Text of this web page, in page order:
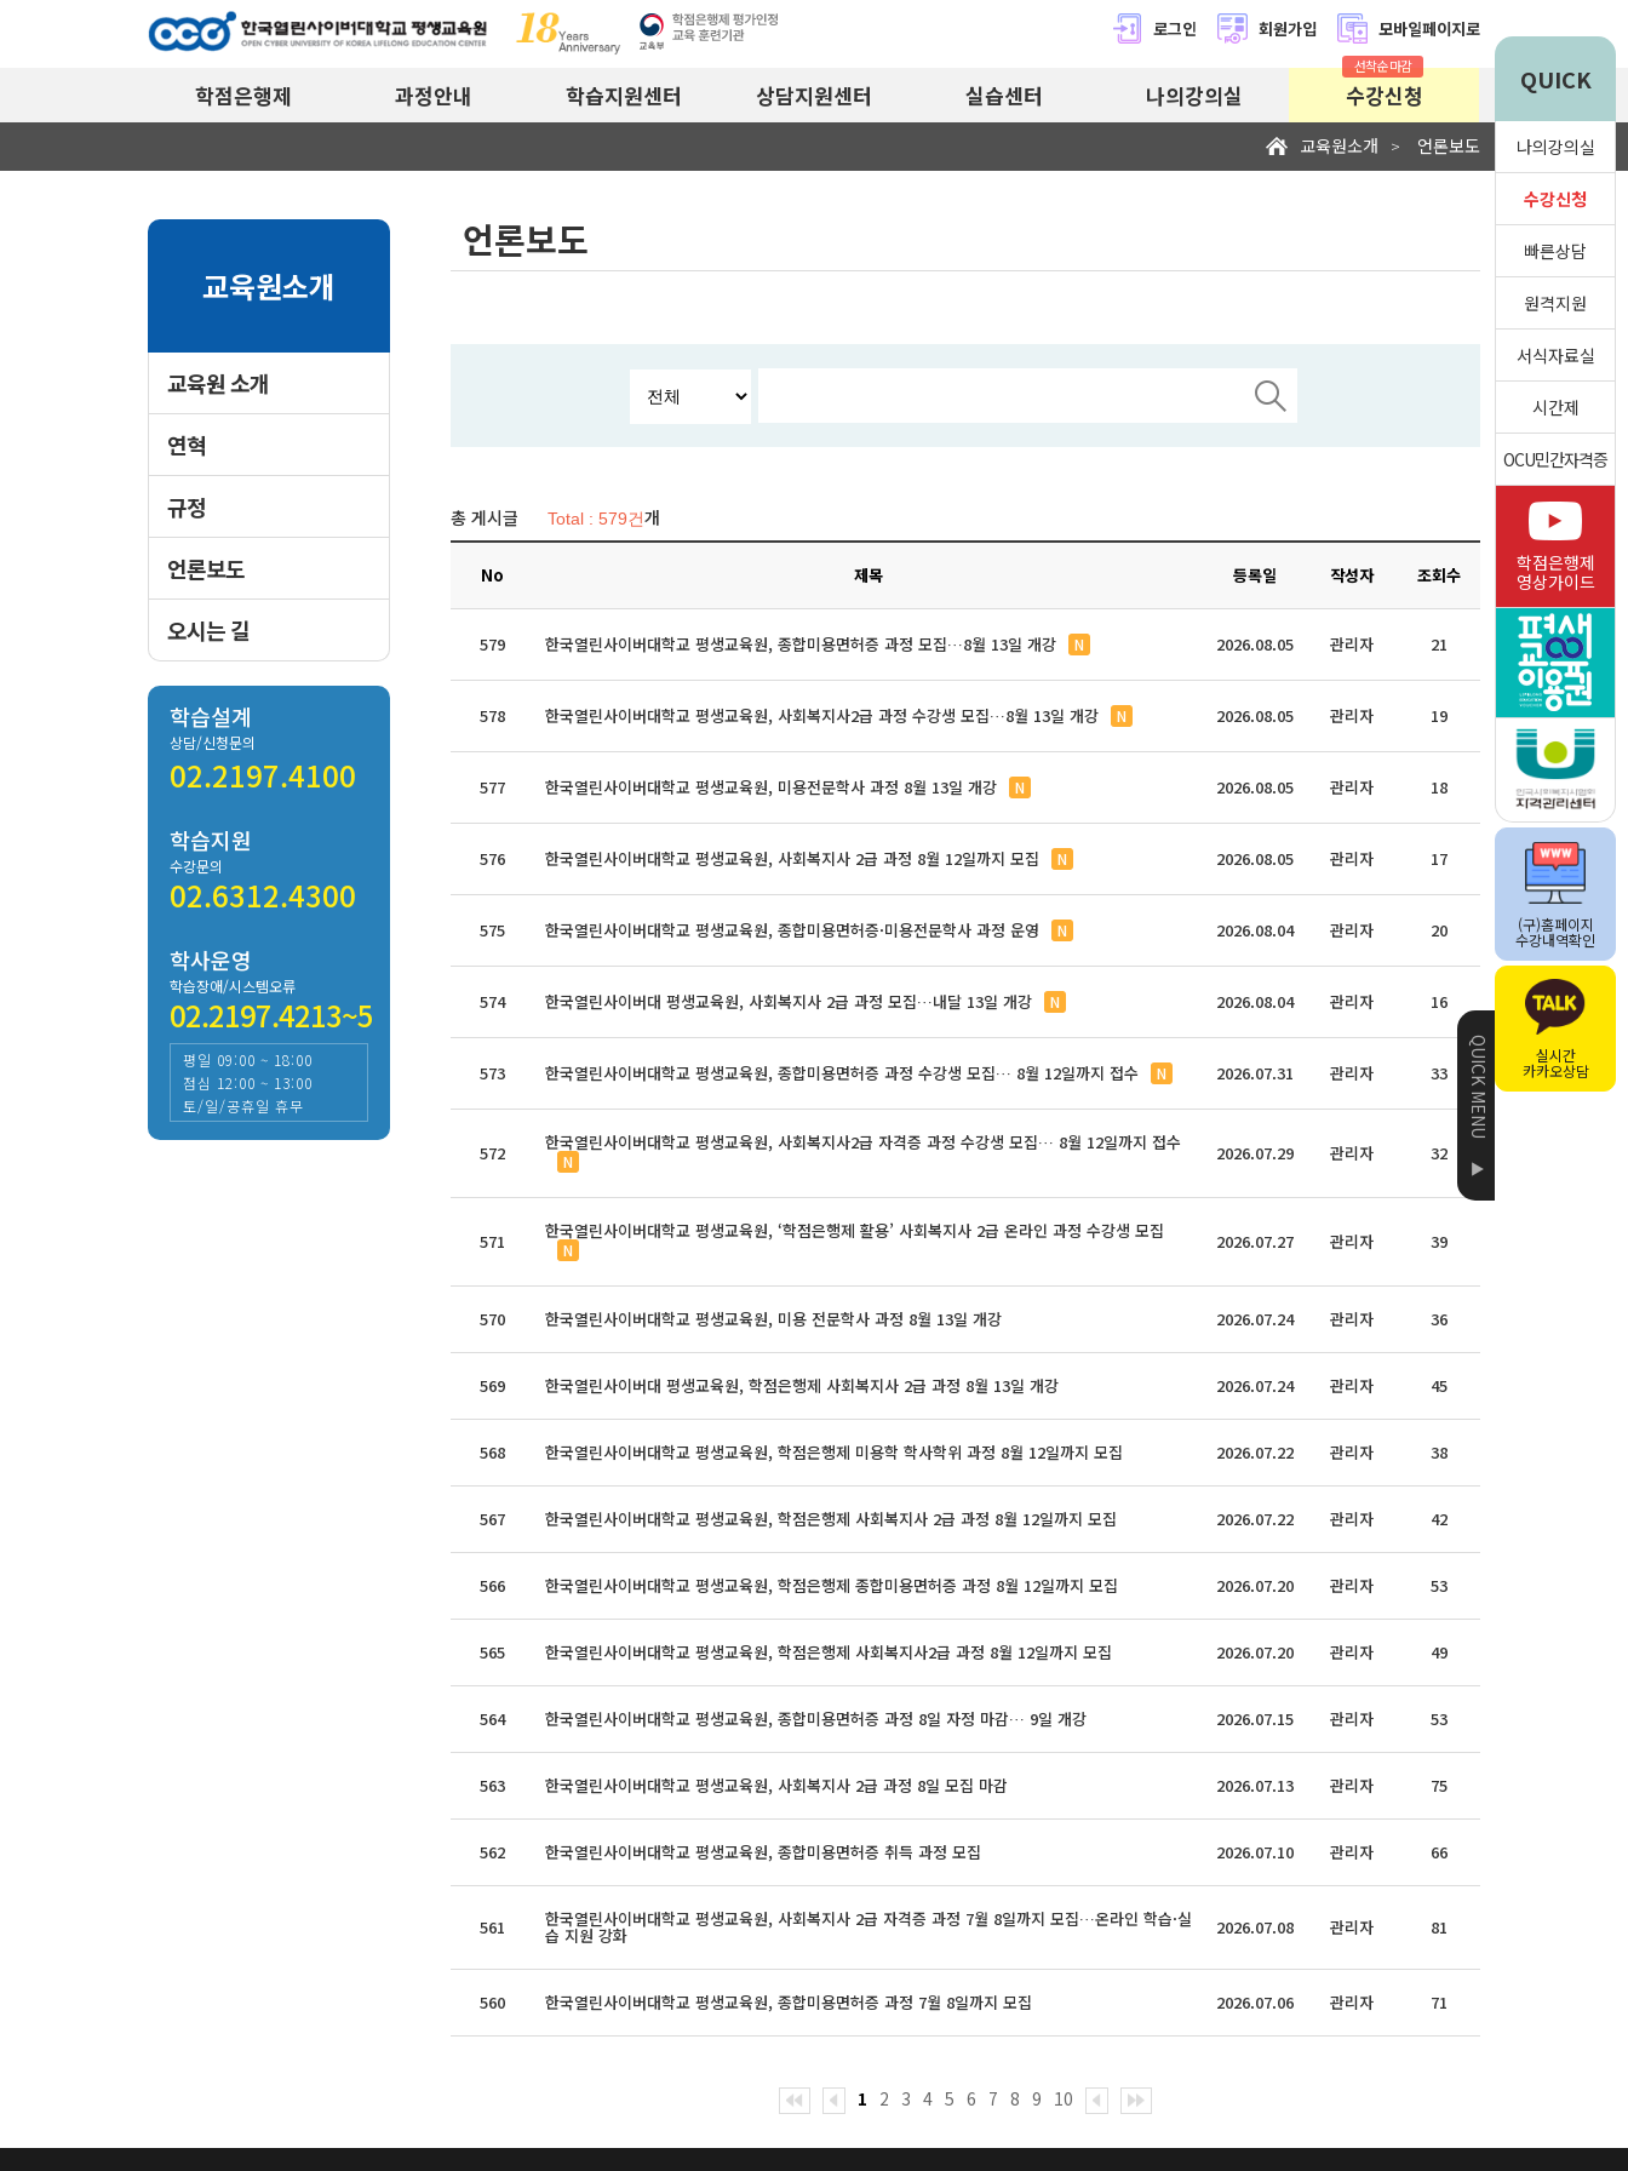
로그인 회원가입 모바일페이지로
학점은행제 과정안내 학습지원센터 상담지원센터 실습센터 나의강의실
선착순 마감
수강신청
교육원소개 > 언론보도
교육원소개
교육원 소개
연혁
규정
언론보도
오시는 길
학습설계
상담/신청문의
02.2197.4100
학습지원
수강문의
02.6312.4300
학사운영
학습장애/시스템오류
02.2197.4213~5
평일 09:00 ~ 18:00
점심 12:00 ~ 13:00
토/일/공휴일 휴무
언론보도
총 게시글 Total : 579건개
No 제목 등록일 작성자 조회수
579 한국열린사이버대학교 평생교육원, 종합미용면허증 과정 모집…8월 13일 개강 N 2026.08.05 관리자 21
578 한국열린사이버대학교 평생교육원, 사회복지사2급 과정 수강생 모집…8월 13일 개강 N 2026.08.05 관리자 19
577 한국열린사이버대학교 평생교육원, 미용전문학사 과정 8월 13일 개강 N 2026.08.05 관리자 18
576 한국열린사이버대학교 평생교육원, 사회복지사 2급 과정 8월 12일까지 모집 N 2026.08.05 관리자 17
575 한국열린사이버대학교 평생교육원, 종합미용면허증·미용전문학사 과정 운영 N 2026.08.04 관리자 20
574 한국열린사이버대 평생교육원, 사회복지사 2급 과정 모집…내달 13일 개강 N 2026.08.04 관리자 16
573 한국열린사이버대학교 평생교육원, 종합미용면허증 과정 수강생 모집… 8월 12일까지 접수 N 2026.07.31 관리자 33
572 한국열린사이버대학교 평생교육원, 사회복지사2급 자격증 과정 수강생 모집… 8월 12일까지 접수
N 2026.07.29 관리자 32
571 한국열린사이버대학교 평생교육원, ‘학점은행제 활용’ 사회복지사 2급 온라인 과정 수강생 모집
N 2026.07.27 관리자 39
570 한국열린사이버대학교 평생교육원, 미용 전문학사 과정 8월 13일 개강 2026.07.24 관리자 36
569 한국열린사이버대 평생교육원, 학점은행제 사회복지사 2급 과정 8월 13일 개강 2026.07.24 관리자 45
568 한국열린사이버대학교 평생교육원, 학점은행제 미용학 학사학위 과정 8월 12일까지 모집 2026.07.22 관리자 38
567 한국열린사이버대학교 평생교육원, 학점은행제 사회복지사 2급 과정 8월 12일까지 모집 2026.07.22 관리자 42
566 한국열린사이버대학교 평생교육원, 학점은행제 종합미용면허증 과정 8월 12일까지 모집 2026.07.20 관리자 53
565 한국열린사이버대학교 평생교육원, 학점은행제 사회복지사2급 과정 8월 12일까지 모집 2026.07.20 관리자 49
564 한국열린사이버대학교 평생교육원, 종합미용면허증 과정 8일 자정 마감… 9일 개강 2026.07.15 관리자 53
563 한국열린사이버대학교 평생교육원, 사회복지사 2급 과정 8일 모집 마감 2026.07.13 관리자 75
562 한국열린사이버대학교 평생교육원, 종합미용면허증 취득 과정 모집 2026.07.10 관리자 66
561 한국열린사이버대학교 평생교육원, 사회복지사 2급 자격증 과정 7월 8일까지 모집…온라인 학습·실
습 지원 강화 2026.07.08 관리자 81
560 한국열린사이버대학교 평생교육원, 종합미용면허증 과정 7월 8일까지 모집 2026.07.06 관리자 71
1 2 3 4 5 6 7 8 9 10
QUICK
나의강의실
수강신청
빠른상담
원격지원
서식자료실
시간제
OCU민간자격증
학점은행제
영상가이드
(구)홈페이지
수강내역확인
실시간
카카오상담
QUICK MENU
▲